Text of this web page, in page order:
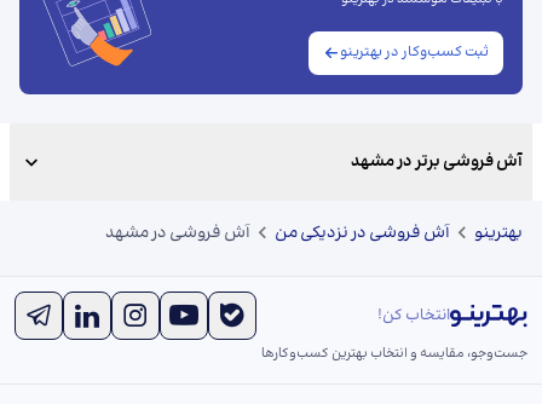
ثبت کسب‌وکار در بهترینو
آش فروشی برتر در مشهد
بهترینو آش فروشی در نزدیکی من آش فروشی در مشهد
انتخاب کن!
جست‌و‌جو، مقایسه و انتخاب بهترین کسب‌وکارها